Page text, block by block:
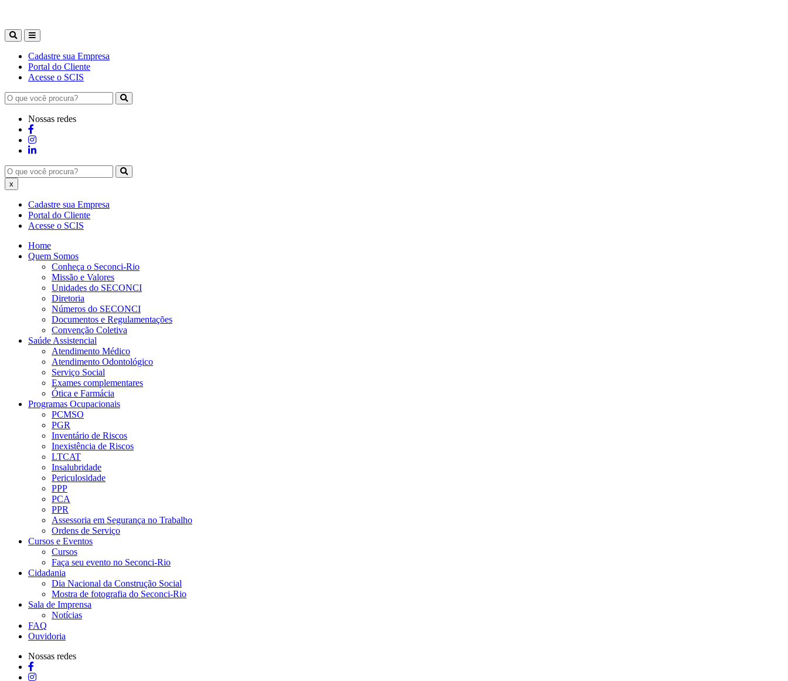
Cadastre sua Empresa
Portal do Cliente
Acesse o SCIS
Nossas redes
x
Cadastre sua Empresa
Portal do Cliente
Acesse o SCIS
Home
Quem Somos
Conheça o Seconci-Rio
Missão e Valores
Unidades do SECONCI
Diretoria
Números do SECONCI
Documentos e Regulamentações
Convenção Coletiva
Saúde Assistencial
Atendimento Médico
Atendimento Odontológico
Serviço Social
Exames complementares
Ótica e Farmácia
Programas Ocupacionais
PCMSO
PGR
Inventário de Riscos
Inexistência de Riscos
LTCAT
Insalubridade
Periculosidade
PPP
PCA
PPR
Assessoria em Segurança no Trabalho
Ordens de Serviço
Cursos e Eventos
Cursos
Faça seu evento no Seconci-Rio
Cidadania
Dia Nacional da Construção Social
Mostra de fotografia do Seconci-Rio
Sala de Imprensa
Notícias
FAQ
Ouvidoria
Nossas redes